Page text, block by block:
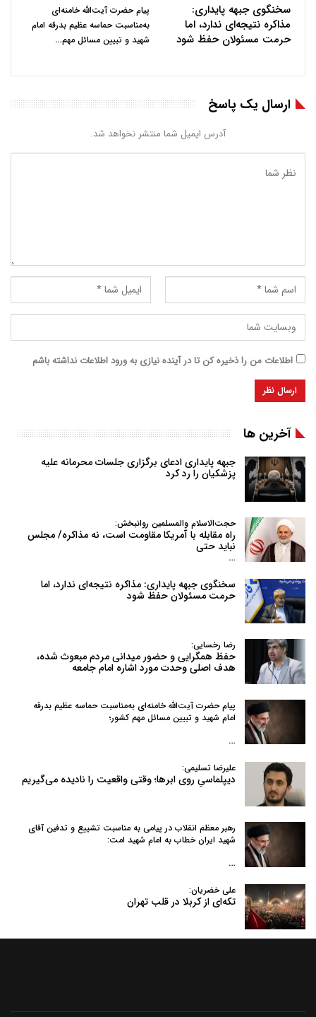
سخنگوی جبهه پایداری:
مذاکره نتیجه‌ای ندارد، اما
حرمت مسئولان حفظ شود
پیام حضرت آیت‌الله خامنه‌ای
به‌مناسبت حماسه عظیم بدرقه امام
شهید و تبیین مسائل مهم…
ارسال یک پاسخ
آدرس ایمیل شما منتشر نخواهد شد.
اطلاعات من را ذخیره کن تا در آینده نیازی به ورود اطلاعات نداشته باشم
آخرین ها
جبهه پایداری ادعای برگزاری جلسات محرمانه علیه
پزشکیان را رد کرد
حجت‌الاسلام والمسلمین روانبخش:
راه مقابله با آمریکا مقاومت است، نه مذاکره/ مجلس
نباید حتی
…
سخنگوی جبهه پایداری: مذاکره نتیجه‌ای ندارد، اما
حرمت مسئولان حفظ شود
رضا رخسایی:
حفظ همگرایی و حضور میدانی مردم مبعوث شده،
هدف اصلی وحدت مورد اشاره امام جامعه
پیام حضرت آیت‌الله خامنه‌ای به‌مناسبت حماسه عظیم بدرقه
امام شهید و تبیین مسائل مهم کشور؛
…
علیرضا تسلیمی:
دیپلماسیِ روی ابرها؛ وقتی واقعیت را نادیده می‌گیریم
رهبر معظم انقلاب در پیامی به‌ مناسبت تشییع و تدفین آقای
شهید ایران خطاب به امام شهید امت:
…
علی خضریان:
تکه‌ای از کربلا در قلب تهران